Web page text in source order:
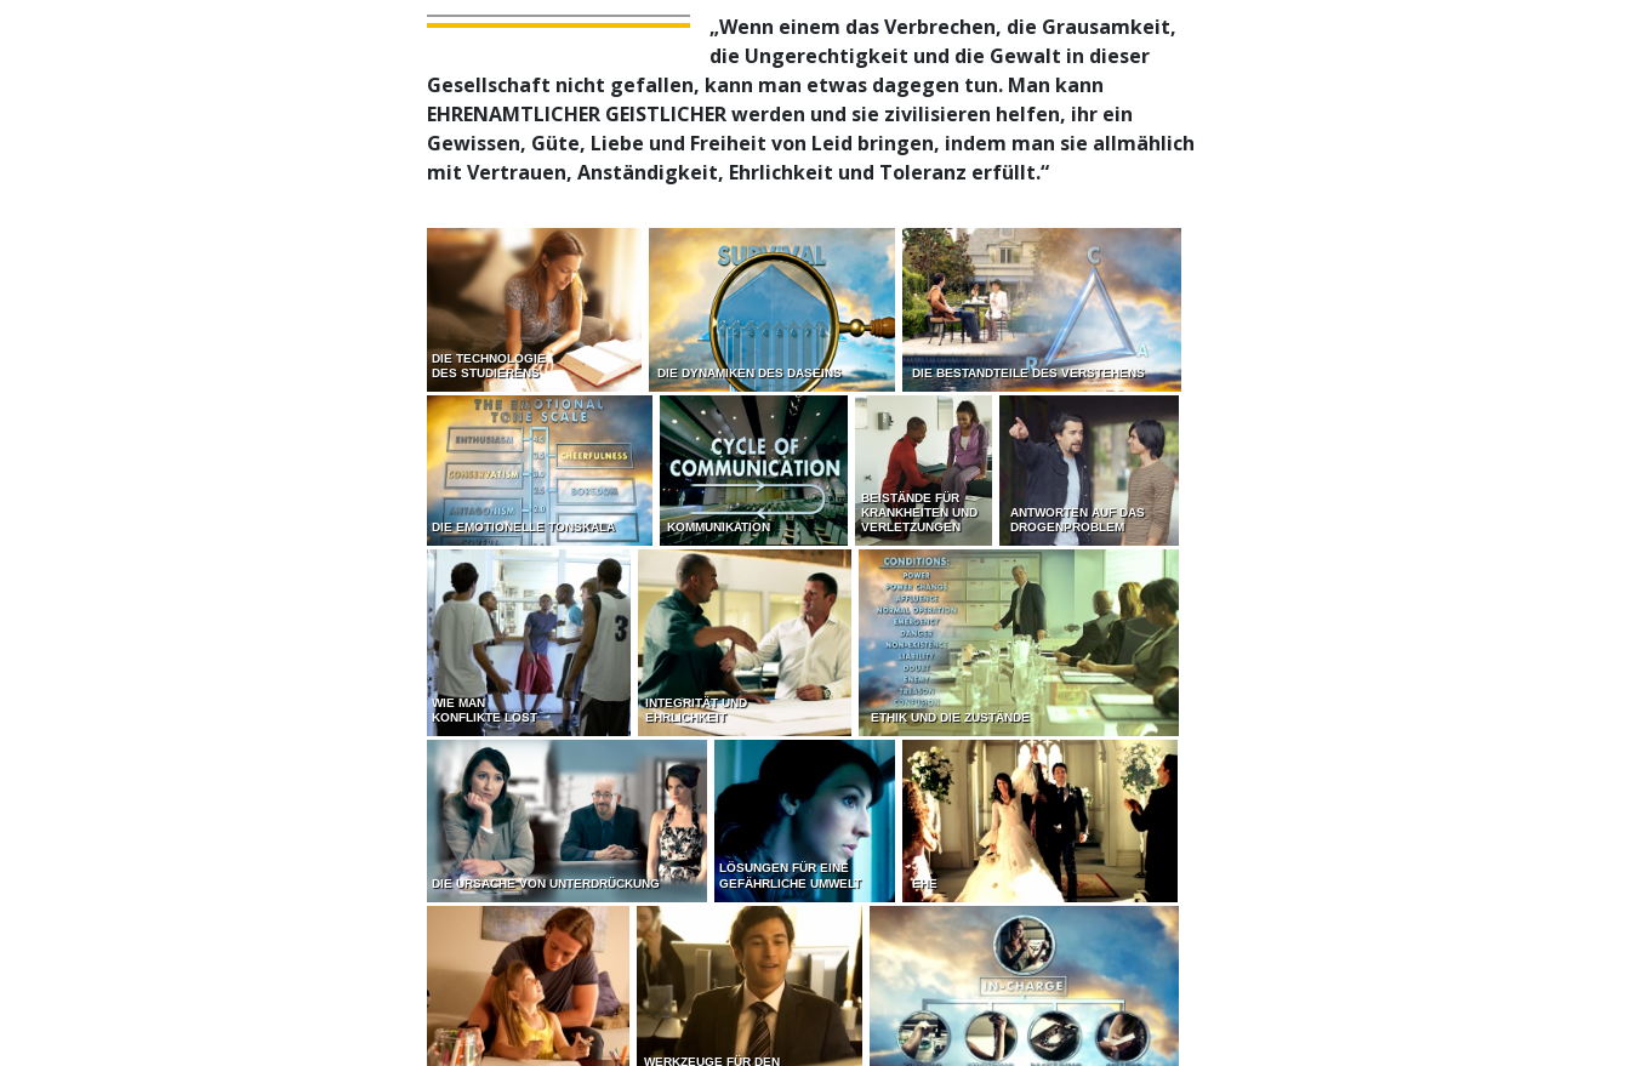
„Wenn einem das Verbrechen, die Grausamkeit,
die Ungerechtigkeit und die Gewalt in dieser
Gesellschaft nicht gefallen, kann man etwas dagegen tun. Man kann
EHRENAMTLICHER GEISTLICHER werden und sie zivilisieren helfen, ihr ein
Gewissen, Güte, Liebe und Freiheit von Leid bringen, indem man sie allmählich
mit Vertrauen, Anständigkeit, Ehrlichkeit und Toleranz erfüllt.“
DIE TECHNOLOGIE
DES STUDIERENS
DIE DYNAMIKEN DES DASEINS DIE BESTANDTEILE DES VERSTEHENS
DIE EMOTIONELLE TONSKALA KOMMUNIKATION
BEISTÄNDE FÜR
KRANKHEITEN UND
VERLETZUNGEN
ANTWORTEN AUF DAS
DROGENPROBLEM
WIE MAN
KONFLIKTE LÖST
INTEGRITÄT UND
EHRLICHKEIT
ETHIK UND DIE ZUSTÄNDE
DIE URSACHE VON UNTERDRÜCKUNG
LÖSUNGEN FÜR EINE
GEFÄHRLICHE UMWELT
EHE
WERKZEUGE FÜR DEN